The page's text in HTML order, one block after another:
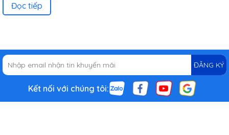
Đọc tiếp
ĐĂNG KÝ
Kết nối với chúng tôi: